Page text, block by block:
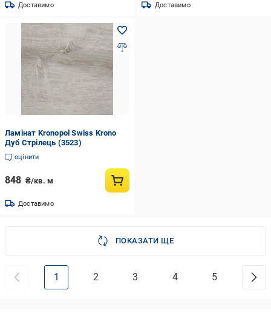
Доставимо Доставимо
Ламінат Kronopol Swiss Krono
Дуб Стрілець (3523)
оцінити
848 ₴/кв. м
Доставимо
ПОКАЗАТИ ЩЕ
1 2 3 4 5